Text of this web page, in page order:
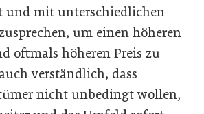
und mit unterschiedlichen
um einen höheren
oftmals höheren Preis zu
verständlich, dass
nicht unbedingt wollen,